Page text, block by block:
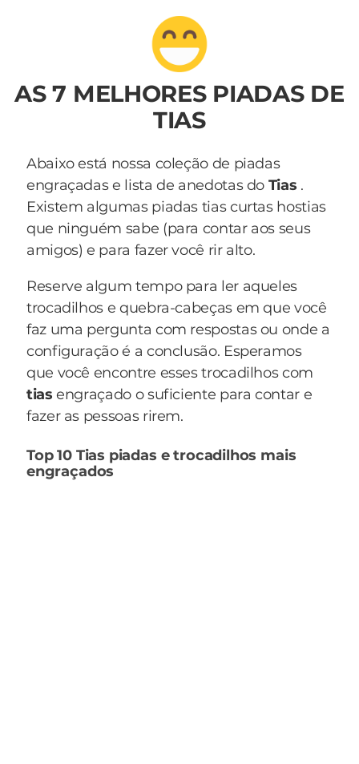
AS 7 MELHORES PIADAS DE
TIAS
Abaixo está nossa coleção de piadas
engraçadas e lista de anedotas do Tias .
Existem algumas piadas tias curtas hostias
que ninguém sabe (para contar aos seus
amigos) e para fazer você rir alto.
Reserve algum tempo para ler aqueles
trocadilhos e quebra-cabeças em que você
faz uma pergunta com respostas ou onde a
configuração é a conclusão. Esperamos
que você encontre esses trocadilhos com
tiasengraçado o suficiente para contar e
fazer as pessoas rirem.
Top 10 Tias piadas e trocadilhos mais
engraçados